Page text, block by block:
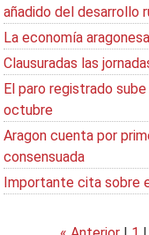
añadido del desarrollo
La economía
Clausuradas las
El paro registrado
octubre
Aragon cuenta por
consensuada
Importante cita sobre